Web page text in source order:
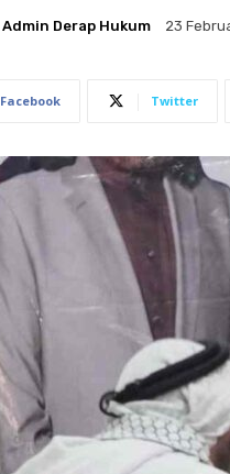
Admin Derap Hukum 23
Facebook Twitter